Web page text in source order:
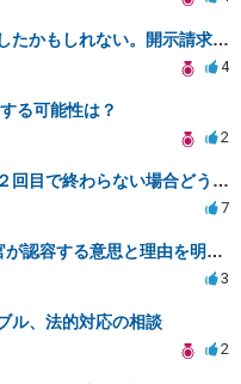
誹謗中傷に当たる内容を投稿したかもしれない。開示請求や民事刑事裁判に発展しうるのか教えて欲しい。
4
る可能性は？
2
開示請求の仮処分での審尋で２回目で終わらない場合どうしたらいいですか
7
Xの開示請求、仮処分で裁判官が認容する意思と理由を明確化しても、相手側は争って引き延ばしますか
3
ル、法的対応の相談
2